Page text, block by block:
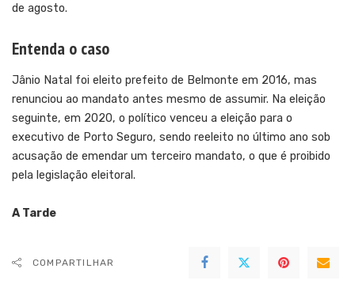
de agosto.
Entenda o caso
Jânio Natal foi eleito prefeito de Belmonte em 2016, mas
renunciou ao mandato antes mesmo de assumir. Na eleição
seguinte, em 2020, o político venceu a eleição para o
executivo de Porto Seguro, sendo reeleito no último ano sob
acusação de emendar um terceiro mandato, o que é proibido
pela legislação eleitoral.
A Tarde
COMPARTILHAR